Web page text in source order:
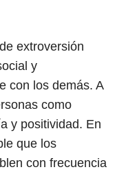
extroversión
y
con los demás. A
como
y positividad. En
que los
con frecuencia